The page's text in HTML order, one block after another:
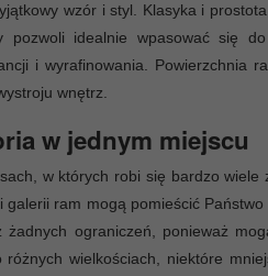
wzór i styl. Klasyka i
idealnie wpasować się do
i wyrafinowania. Powierzchnia
wnętrz.
w jednym miejscu
w których robi się bardzo wiele
ram mogą pomieścić
ograniczeń, ponieważ
wielkościach, niektóre